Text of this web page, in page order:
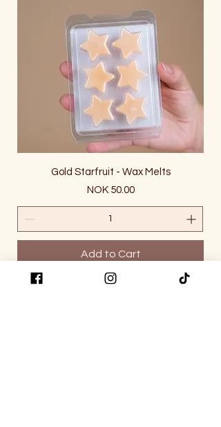
Gold Starfruit - Wax Melts
Price
NOK 50.00
Add to Cart